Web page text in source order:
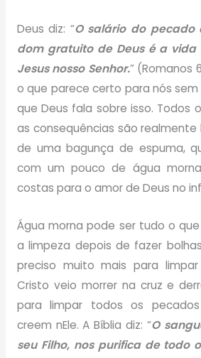
Deus diz: “O salário do pecado
dom gratuito de Deus é a vida
Jesus nosso Senhor.” (Romanos
o que parece certo para nós
que Deus fala sobre isso. Todos
as consequências são realmente
de uma bagunça de espuma,
com um pouco de água
costas para o amor de Deus no
Água morna pode ser tudo o
a limpeza depois de fazer
preciso muito mais para
Cristo veio morrer na cruz e
para limpar todos os
creem nEle. A Bíblia diz: “O
seu Filho, nos purifica de todo